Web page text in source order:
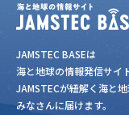
JAMSTEC BASEは
海と地球の情報発信サイト
JAMSTECが紐解く海と
みなさんに届けます。